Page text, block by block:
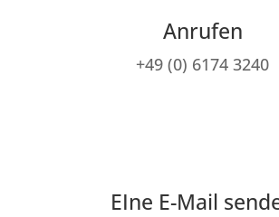
Anrufen
+49 (0) 6174 3240
EIne E-Mail